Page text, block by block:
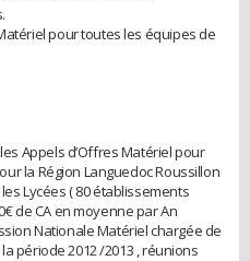
pour toutes les équipes de
Appels d’Offres Matériel pour
la Région Languedoc Roussillon
Lycées ( 80 établissements
de CA en moyenne par An
Nationale Matériel chargée de
période 2012 /2013 , réunions